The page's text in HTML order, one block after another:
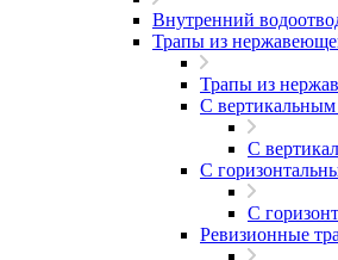
Внутренний
Трапы из
Трапы из
С
С
С
С
Ревизионные